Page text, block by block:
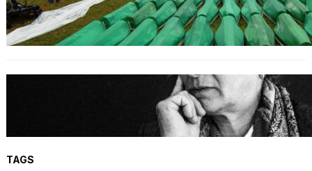
Izraelischer Botschafter in Serbien leugnet
Völkermord in Srebrenica
Erinnerung an Hatidža Mehmedović: Eine
Stimme des Gewissens im Angesicht von Hass
und Ungerechtigkeit
TAGS